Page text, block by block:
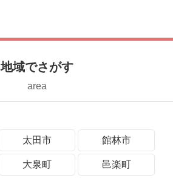
地域でさがす
area
太田市 館林市
大泉町 邑楽町